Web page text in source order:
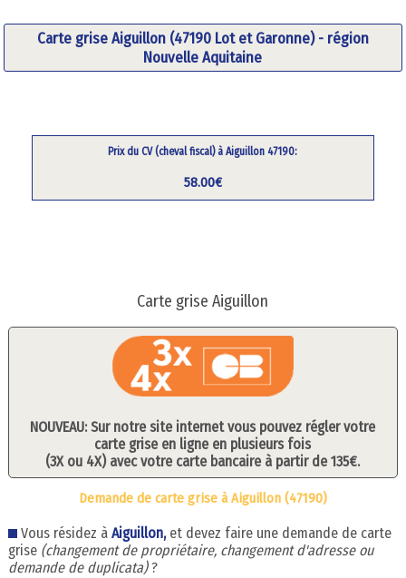
Carte grise Aiguillon (47190 Lot et Garonne) - région
Nouvelle Aquitaine
Prix du CV (cheval fiscal) à Aiguillon 47190:
58.00€
Carte grise Aiguillon
NOUVEAU: Sur notre site internet vous pouvez régler votre
carte grise en ligne en plusieurs fois
(3X ou 4X) avec votre carte bancaire à partir de 135€.
Demande de carte grise à Aiguillon (47190)
Vous résidez à Aiguillon, et devez faire une demande de carte
grise (changement de propriétaire, changement d'adresse ou
demande de duplicata)?